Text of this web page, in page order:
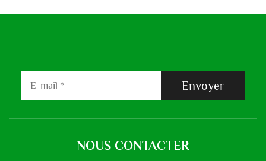
Envoyer
NOUS CONTACTER